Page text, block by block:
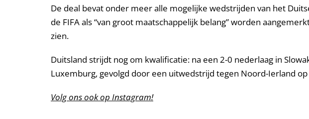
De deal bevat onder meer alle mogelijke wedstrijden van het
de FIFA als “van groot maatschappelijk belang” worden
zien.
Duitsland strijdt nog om kwalificatie: na een 2-0 nederlaag in
Luxemburg, gevolgd door een uitwedstrijd tegen Noord-Ierland op
Volg ons ook op Instagram!